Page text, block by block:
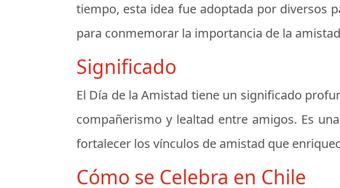
tiempo, esta idea fue adoptada por diversos
para conmemorar la importancia de la
Significado
El Día de la Amistad tiene un significado
compañerismo y lealtad entre amigos. Es
fortalecer los vínculos de amistad que
Cómo se Celebra en Chile